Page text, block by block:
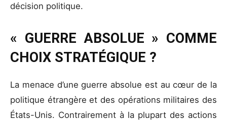
décision politique.
« GUERRE ABSOLUE » COMME
CHOIX STRATÉGIQUE ?
La menace d’une guerre absolue est au cœur de la
politique étrangère et des opérations militaires des
États-Unis. Contrairement à la plupart des actions